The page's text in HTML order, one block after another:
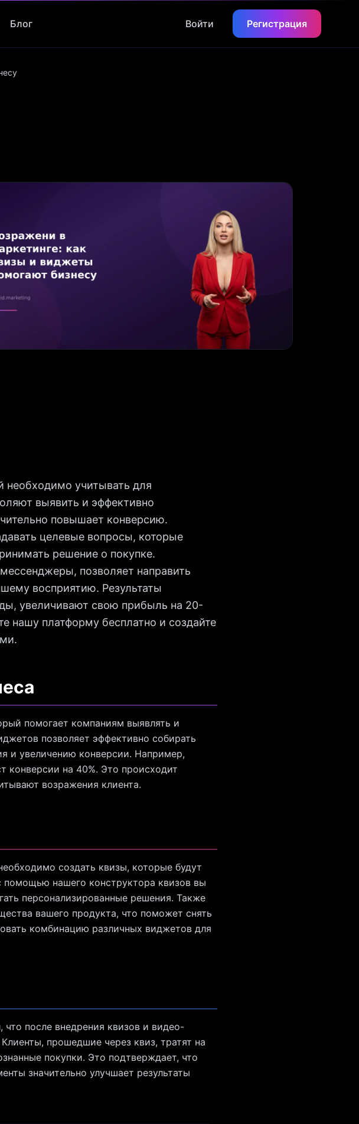
Блог Войти Регистрация
необходимо учитывать для
выявить и эффективно
повышает конверсию.
целевые вопросы, которые
решение о покупке.
позволяет направить
восприятию. Результаты
увеличивают свою прибыль на 20-
нашу платформу бесплатно и создайте
помогает компаниям выявлять и
позволяет эффективно собирать
и увеличению конверсии. Например,
конверсии на 40%. Это происходит
возражения клиента.
создать квизы, которые будут
нашего конструктора квизов вы
персонализированные решения. Также
вашего продукта, что поможет снять
комбинацию различных виджетов для
после внедрения квизов и видео-
прошедшие через квиз, тратят на
покупки. Это подтверждает, что
значительно улучшает результаты